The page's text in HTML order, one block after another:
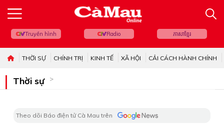
Truyền hình Radio ភាសាខ្មែរ
THỜI SỰ CHÍNH TRỊ KINH TẾ XÃ HỘI CẢI CÁCH HÀNH CHÍNH
Thời sự
Theo dõi Báo điện tử Cà Mau trên